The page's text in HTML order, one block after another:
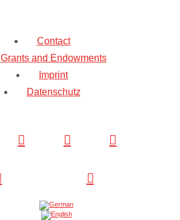
Contact
Grants and Endowments
Imprint
Datenschutz